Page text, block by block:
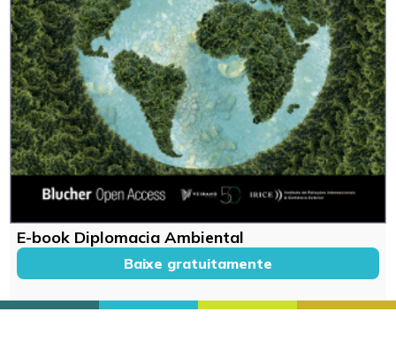
E-book Diplomacia Ambiental
Baixe gratuitamente